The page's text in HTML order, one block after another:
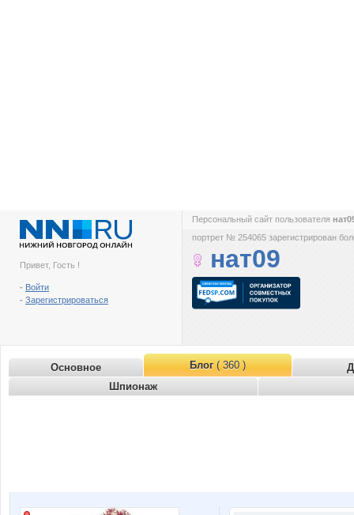
Привет, Гость !
- Войти
- Зарегистрироваться
Персональный сайт пользователя
портрет № 254065 зарегистрирован
нат09
Основное Блог( 360 )
Шпионаж